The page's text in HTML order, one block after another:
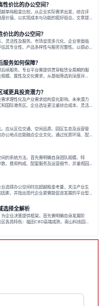
价比的办公空间？
单纯租金比较，从企业实际需求出发，综合评
价值，以实现成本与功能的挺好组合。文章提
升性价比，并通过不同规模企业的实际案例加
群活动与产业集聚等增值服务，是很大化空间
比的办公空间？
灵活性及服务。市场呈现多元化，企业常面临
其专业性、产品多样性与服务完整性。以德必
灵活产品和丰富配套，满足不同企业需求。企
升竞争力的办公空间。在上海寻找合适的办公
务如何保障？
续服务。专业平台需提供贯穿租赁全周期的服
模、属性及文化需求，从基础筛选到深度对
的全周期保障体系。德必集团通过标准化服务
稳定支持，体现了从信息撮合到深度服务的能
更具投资潜力？
求理性化及产业需求结构变化影响。未来潜力
国际港务区。企业选址更注重综合成本、灵活
运营方通过空间优化与社群服务，助力企业成
安写字楼市场呈现出租金持续调整的态势，这
应从区位交通、空间品质、园区生态及运营管
公地点应能融合企业文化，通过优质环境、配
。对于许多正在成长或寻求稳定发展的企业而
不仅关系到团队的日常工作效率与协作氛围，
的系统方法。首先需明确自身团队规模、特
、费用构成、配套服务及运营细节，并重视园
背景与持续服务能力。完成线上初选后，必须
氛围并确认合同条款，从而做出精确决策。在
选择办公空间时应超越租金考量，关注产业生
素，并指出现代企业更需能促进发展的平台型
服务生态助力企业成长，建议企业系统评估需
海松江区设立或扩展办公空间的企业而言，了
选择全解析
企业决策提供框架。首先需明确自身发展阶
各具特色：福田CBD高端成熟，南山科技园创
园注重生态与社群，适合文创、科技类企业。